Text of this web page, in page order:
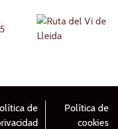
de
Política de
cookies